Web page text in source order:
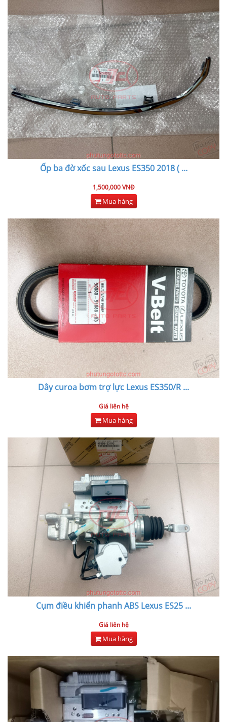
Ốp ba đờ xốc sau Lexus ES350 2018 (...
1,500,000 VNĐ
Mua hàng
Dây curoa bơm trợ lực Lexus ES350/R...
Giá liên hệ
Mua hàng
Cụm điều khiển phanh ABS Lexus ES25 ...
Giá liên hệ
Mua hàng